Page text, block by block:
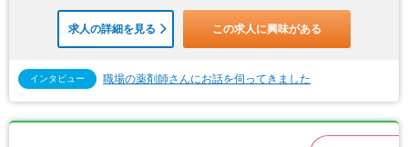
求人の詳細を見る この求人に興味がある
インタビュー 職場の薬剤師さんにお話を伺ってきました